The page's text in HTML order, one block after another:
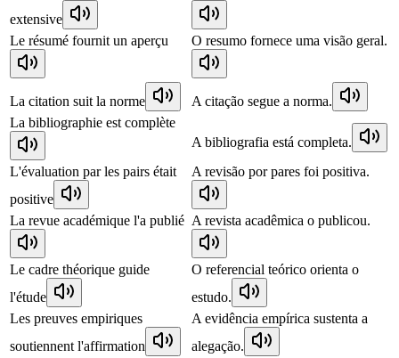
extensive
Le résumé fournit un aperçu O resumo fornece uma visão geral.
La citation suit la norme
A citação segue a norma.
La bibliographie est complète
A bibliografia está completa.
L'évaluation par les pairs était
positive
A revisão por pares foi positiva.
La revue académique l'a publié A revista acadêmica o publicou.
Le cadre théorique guide
l'étude
O referencial teórico orienta o
estudo.
Les preuves empiriques
soutiennent l'affirmation
A evidência empírica sustenta a
alegação.